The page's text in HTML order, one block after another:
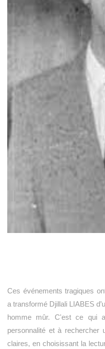
Ces événements tragiques
a transformé Djillali LIABES
homme mûr. C'est ce qui
personnalité et à rechercher
claires, en choisissant la